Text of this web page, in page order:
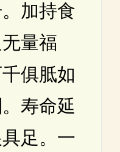
加持食
量福
俱胝如
寿命延
足。一